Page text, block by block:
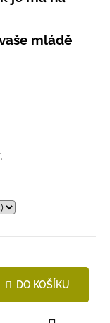
mládě
DO KOŠÍKU